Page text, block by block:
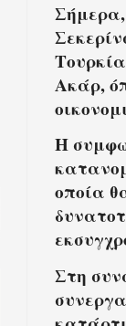
Ακάρ,
Η
οποία
Στη